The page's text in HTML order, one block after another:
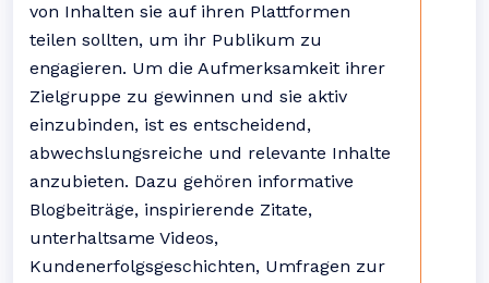
von Inhalten sie auf ihren Plattformen
teilen sollten, um ihr Publikum zu
engagieren. Um die Aufmerksamkeit ihrer
Zielgruppe zu gewinnen und sie aktiv
einzubinden, ist es entscheidend,
abwechslungsreiche und relevante Inhalte
anzubieten. Dazu gehören informative
Blogbeiträge, inspirierende Zitate,
unterhaltsame Videos,
Kundenerfolgsgeschichten, Umfragen zur